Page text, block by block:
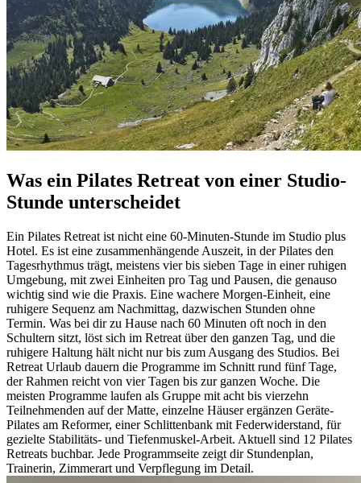
Was ein Pilates Retreat von einer Studio-
Stunde unterscheidet
Ein Pilates Retreat ist nicht eine 60-Minuten-Stunde im Studio plus
Hotel. Es ist eine zusammenhängende Auszeit, in der Pilates den
Tagesrhythmus trägt, meistens vier bis sieben Tage in einer ruhigen
Umgebung, mit zwei Einheiten pro Tag und Pausen, die genauso
wichtig sind wie die Praxis. Eine wachere Morgen-Einheit, eine
ruhigere Sequenz am Nachmittag, dazwischen Stunden ohne
Termin. Was bei dir zu Hause nach 60 Minuten oft noch in den
Schultern sitzt, löst sich im Retreat über den ganzen Tag, und die
ruhigere Haltung hält nicht nur bis zum Ausgang des Studios. Bei
Retreat Urlaub dauern die Programme im Schnitt rund fünf Tage,
der Rahmen reicht von vier Tagen bis zur ganzen Woche. Die
meisten Programme laufen als Gruppe mit acht bis vierzehn
Teilnehmenden auf der Matte, einzelne Häuser ergänzen Geräte-
Pilates am Reformer, einer Schlittenbank mit Federwiderstand, für
gezielte Stabilitäts- und Tiefenmuskel-Arbeit. Aktuell sind 12 Pilates
Retreats buchbar. Jede Programmseite zeigt dir Stundenplan,
Trainerin, Zimmerart und Verpflegung im Detail.